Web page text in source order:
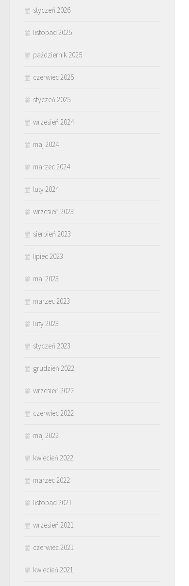
styczeń 2026
listopad 2025
październik 2025
czerwiec 2025
styczeń 2025
wrzesień 2024
maj 2024
marzec 2024
luty 2024
wrzesień 2023
sierpień 2023
lipiec 2023
maj 2023
marzec 2023
luty 2023
styczeń 2023
grudzień 2022
wrzesień 2022
czerwiec 2022
maj 2022
kwiecień 2022
marzec 2022
listopad 2021
wrzesień 2021
czerwiec 2021
kwiecień 2021